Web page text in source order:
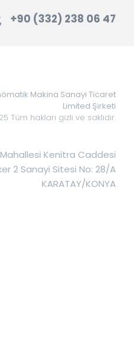
+90 (332) 238 06 47
Makina Sanayi Ticaret
Limited Şirketi
Tüm hakları gizli ve saklıdır.
Kenitra Caddesi
2 Sanayi Sitesi No: 28/A
KARATAY/KONYA